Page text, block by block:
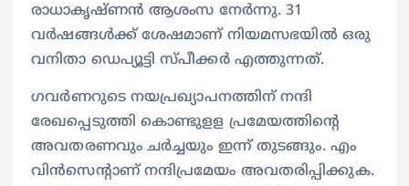
രാധാകൃഷ്ണൻ ആശംസ നേർന്നു. 31
വർഷങ്ങൾക്ക് ശേഷമാണ് നിയമസഭയിൽ ഒരു
വനിതാ ഡെപ്യൂട്ടി സ്പീക്കർ എത്തുന്നത്.
ഗവർണറുടെ നയപ്രഖ്യാപനത്തിന് നന്ദി
രേഖപ്പെടുത്തി കൊണ്ടുളള പ്രമേയത്തിന്റെ
അവതരണവും ചർച്ചയും ഇന്ന് തുടങ്ങും. എം
വിൻസെന്റാണ് നന്ദിപ്രമേയം അവതരിപ്പിക്കുക.